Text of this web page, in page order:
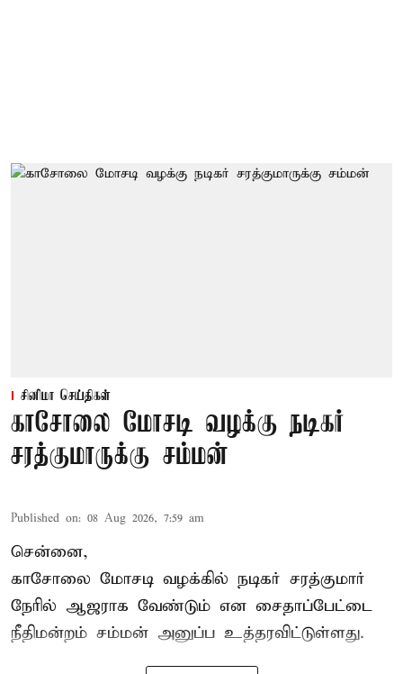
சினிமா செய்திகள்
காசோலை மோசடி வழக்கு நடிகர்
சரத்குமாருக்கு சம்மன்
Published on: 08 Aug 2026, 7:59 am
சென்னை,
காசோலை மோசடி வழக்கில் நடிகர் சரத்குமார்
நேரில் ஆஜராக வேண்டும் என சைதாப்பேட்டை
நீதிமன்றம் சம்மன் அனுப்ப உத்தரவிட்டுள்ளது.